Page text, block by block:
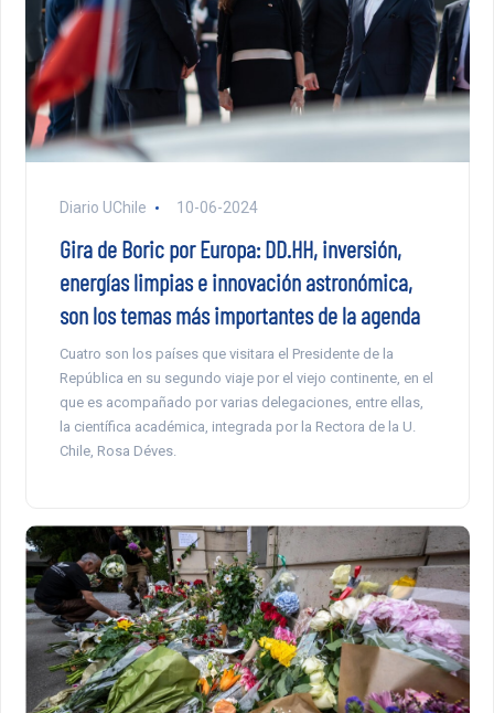
Diario UChile 10-06-2024
Gira de Boric por Europa: DD.HH, inversión,
energías limpias e innovación astronómica,
son los temas más importantes de la agenda
Cuatro son los países que visitara el Presidente de la
República en su segundo viaje por el viejo continente, en el
que es acompañado por varias delegaciones, entre ellas,
la científica académica, integrada por la Rectora de la U.
Chile, Rosa Déves.